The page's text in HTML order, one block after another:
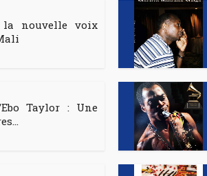
la nouvelle voix
Taylor : Une